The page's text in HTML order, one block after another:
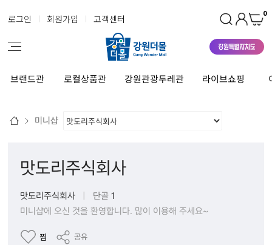
로그인 회원가입 고객센터 0
브랜드관 로컬상품관 강원관광두레관 라이브쇼핑
미니샵
맛도리주식회사
맛도리주식회사 단골 1
미니샵에 오신 것을 환영합니다. 많이 이용해 주세요~
찜 공유